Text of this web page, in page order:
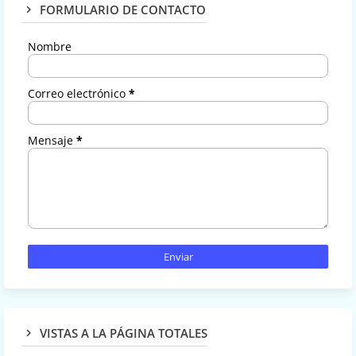
FORMULARIO DE CONTACTO
Nombre
Correo electrónico *
Mensaje *
VISTAS A LA PÁGINA TOTALES